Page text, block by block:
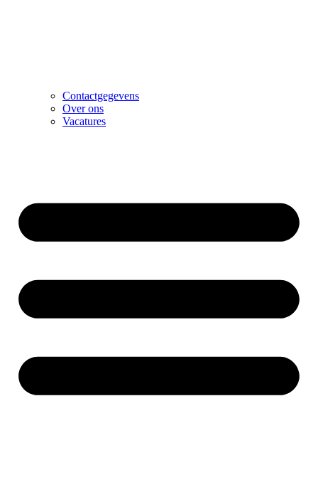
Contactgegevens
Over ons
Vacatures